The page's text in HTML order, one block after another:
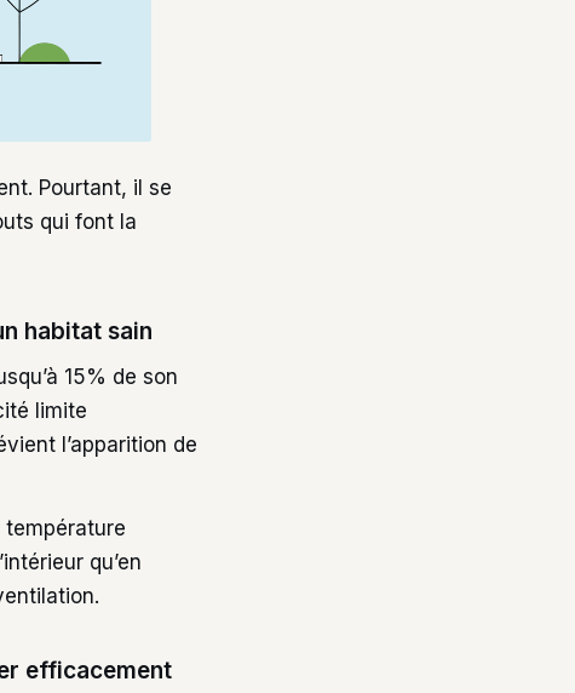
Pourtant, il se
qui font la
habitat sain
15% de son
limite
l’apparition de
qu’en
efficacement